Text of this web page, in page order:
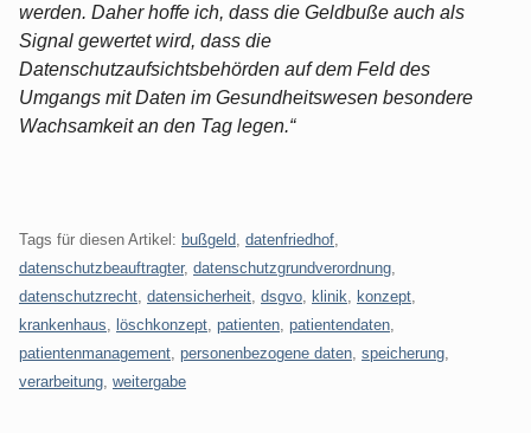
werden. Daher hoffe ich, dass die Geldbuße auch als
Signal gewertet wird, dass die
Datenschutzaufsichtsbehörden auf dem Feld des
Umgangs mit Daten im Gesundheitswesen besondere
Wachsamkeit an den Tag legen.“
Tags für diesen Artikel: bußgeld datenfriedhof
datenschutzbeauftragter, datenschutzgrundverordnung
datenschutzrecht datensicherheit dsgvo klinik konzept
krankenhaus
löschkonzept patienten patientendaten
patientenmanagement personenbezogene daten speicherung
verarbeitung weitergabe